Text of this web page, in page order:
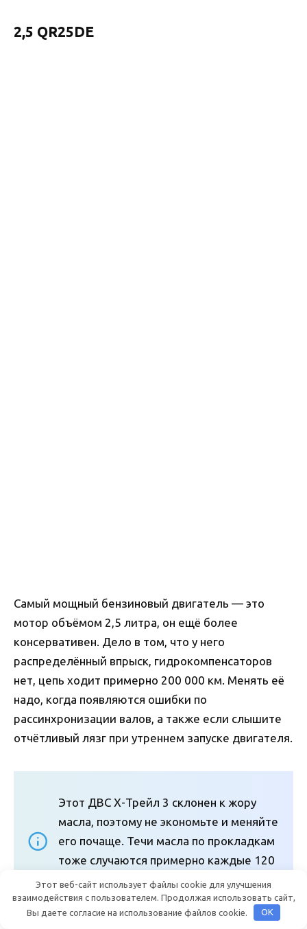
2,5 QR25DE
Самый мощный бензиновый двигатель — это
мотор объёмом 2,5 литра, он ещё более
консервативен. Дело в том, что у него
распределённый впрыск, гидрокомпенсаторов
нет, цепь ходит примерно 200 000 км. Менять её
надо, когда появляются ошибки по
рассинхронизации валов, а также если слышите
отчётливый лязг при утреннем запуске двигателя.
Этот ДВС Х-Трейл 3 склонен к жору
масла, поэтому не экономьте и меняйте
его почаще. Течи масла по прокладкам
тоже случаются примерно каждые 120
000 км.
Этот веб-сайт использует файлы cookie для улучшения
взаимодействия с пользователем. Продолжая использовать сайт,
Вы даете согласие на использование файлов cookie.
OK